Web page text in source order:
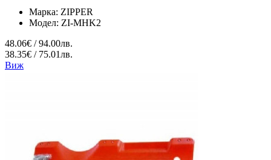
Марка: ZIPPER
Модел: ZI-MHK2
48.06€ / 94.00лв.
38.35€ / 75.01лв.
Виж